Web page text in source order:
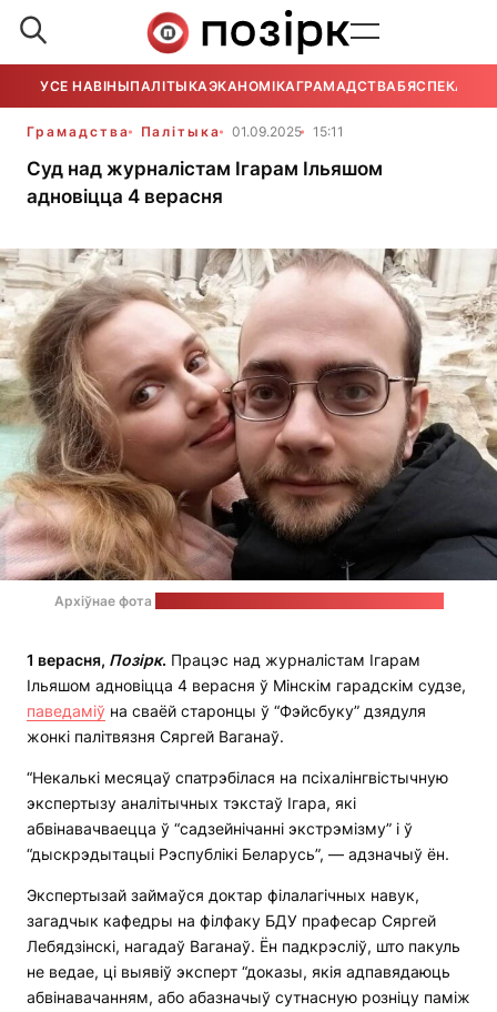
УСЕ НАВІНЫПАЛІТЫКАЭКАНОМІКАГРАМАДСТВАБЯСПЕКА
Грамадства Палітыка 01.09.2025 15:11
Суд над журналістам Ігарам Ільяшом
адновіцца 4 верасня
Архіўнае фота
1 верасня, Позірк. Працэс над журналістам Ігарам
Ільяшом адновіцца 4 верасня ў Мінскім гарадскім судзе,
паведаміў на сваёй старонцы ў “Фэйсбуку” дзядуля
жонкі палітвязня Сяргей Ваганаў.
“Некалькі месяцаў спатрэбілася на псіхалінгвістычную
экспертызу аналітычных тэкстаў Ігара, які
абвінавачваецца ў “садзейнічанні экстрэмізму” і ў
“дыскрэдытацыі Рэспублікі Беларусь”, — адзначыў ён.
Экспертызай займаўся доктар філалагічных навук,
загадчык кафедры на філфаку БДУ прафесар Сяргей
Лебядзінскі, нагадаў Ваганаў. Ён падкрэсліў, што пакуль
не ведае, ці выявіў эксперт “доказы, якія адпавядаюць
абвінавачанням, або абазначыў сутнасную розніцу паміж